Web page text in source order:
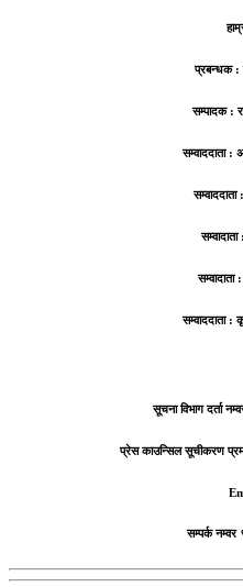
प्रबन्धक :
सम्पादक :
सम्वाददाता :
सम्वाददाता :
सूचना विभाग दर्ता
प्रेस काउन्सिल सूचीकरण
सम्पर्क